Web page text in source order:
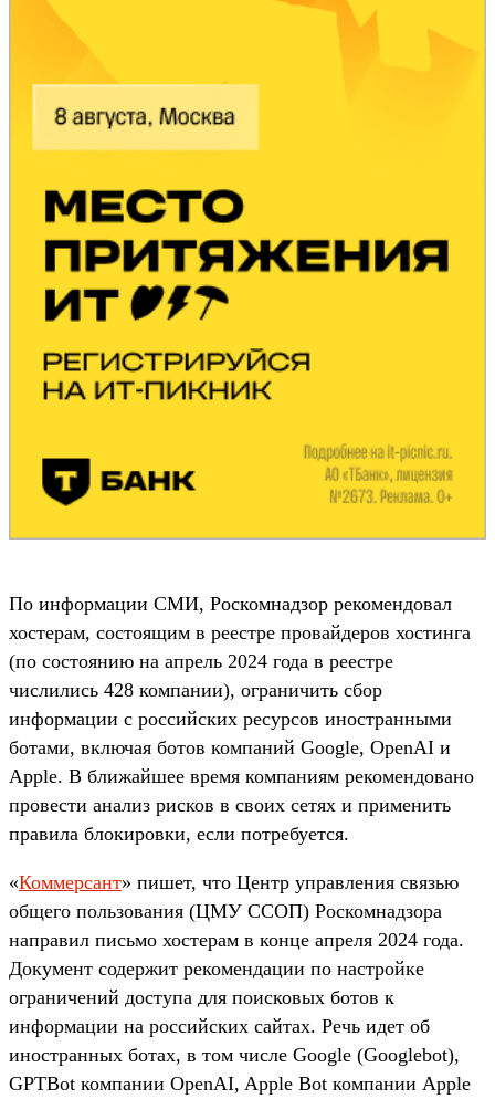
По информации СМИ, Роскомнадзор рекомендовал
хостерам, состоящим в реестре провайдеров хостинга
(по состоянию на апрель 2024 года в реестре
числились 428 компании), ограничить сбор
информации с российских ресурсов иностранными
ботами, включая ботов компаний Google, OpenAI и
Apple. В ближайшее время компаниям рекомендовано
провести анализ рисков в своих сетях и применить
правила блокировки, если потребуется.
«Коммерсант» пишет, что Центр управления связью
общего пользования (ЦМУ ССОП) Роскомнадзора
направил письмо хостерам в конце апреля 2024 года.
Документ содержит рекомендации по настройке
ограничений доступа для поисковых ботов к
информации на российских сайтах. Речь идет об
иностранных ботах, в том числе Google (Googlebot),
GPTBot компании OpenAI, Apple Bot компании Apple